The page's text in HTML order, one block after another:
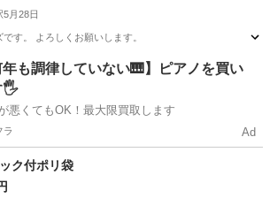
5月28日
す。 よろしくお願いします。
駅 ニット よろしくお願いします
年も調律していない🎹】ピアノを買い
🖐️
悪くてもOK！最大限買取します
ラ Ad
ク付ポリ袋